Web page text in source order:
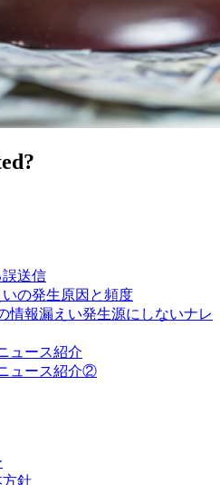
誤送信
の発生原因と頻度
情報漏えい発生源にしないナレ
ュース紹介
ュース紹介②
針